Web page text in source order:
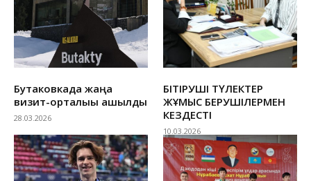
Бутаковкада жаңа
визит-орталығы ашылды
28.03.2026
БІТІРУШІ ТҮЛЕКТЕР
ЖҰМЫС БЕРУШІЛЕРМЕН
КЕЗДЕСТІ
10.03.2026